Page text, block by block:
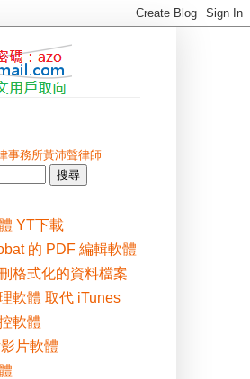
事務所黃沛聲律師
YT下載
的 PDF 編輯軟體
格式化的資料檔案
軟體 取代 iTunes
軟體
片軟體